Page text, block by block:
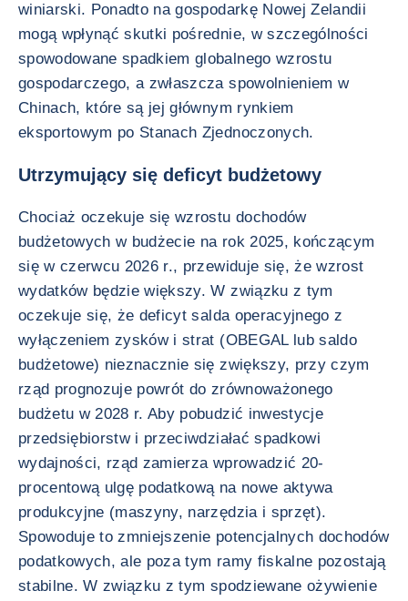
winiarski. Ponadto na gospodarkę Nowej Zelandii
mogą wpłynąć skutki pośrednie, w szczególności
spowodowane spadkiem globalnego wzrostu
gospodarczego, a zwłaszcza spowolnieniem w
Chinach, które są jej głównym rynkiem
eksportowym po Stanach Zjednoczonych.
Utrzymujący się deficyt budżetowy
Chociaż oczekuje się wzrostu dochodów
budżetowych w budżecie na rok 2025, kończącym
się w czerwcu 2026 r., przewiduje się, że wzrost
wydatków będzie większy. W związku z tym
oczekuje się, że deficyt salda operacyjnego z
wyłączeniem zysków i strat (OBEGAL lub saldo
budżetowe) nieznacznie się zwiększy, przy czym
rząd prognozuje powrót do zrównoważonego
budżetu w 2028 r. Aby pobudzić inwestycje
przedsiębiorstw i przeciwdziałać spadkowi
wydajności, rząd zamierza wprowadzić 20-
procentową ulgę podatkową na nowe aktywa
produkcyjne (maszyny, narzędzia i sprzęt).
Spowoduje to zmniejszenie potencjalnych dochodów
podatkowych, ale poza tym ramy fiskalne pozostają
stabilne. W związku z tym spodziewane ożywienie